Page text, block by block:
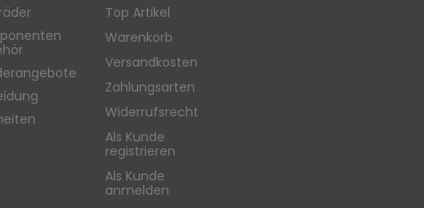
Top Artikel
Warenkorb
Versandkosten
Zahlungsarten
Widerrufsrecht
Als Kunde
registrieren
Als Kunde
anmelden